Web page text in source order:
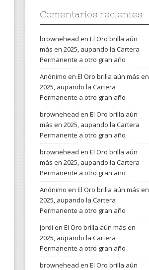
Comentarios recientes
brownehead en El Oro brilla aún
más en 2025, aupando la Cartera
Permanente a otro gran año
Anónimo en El Oro brilla aún más en
2025, aupando la Cartera
Permanente a otro gran año
brownehead en El Oro brilla aún
más en 2025, aupando la Cartera
Permanente a otro gran año
brownehead en El Oro brilla aún
más en 2025, aupando la Cartera
Permanente a otro gran año
Anónimo en El Oro brilla aún más en
2025, aupando la Cartera
Permanente a otro gran año
Jordi en El Oro brilla aún más en
2025, aupando la Cartera
Permanente a otro gran año
brownehead en El Oro brilla aún